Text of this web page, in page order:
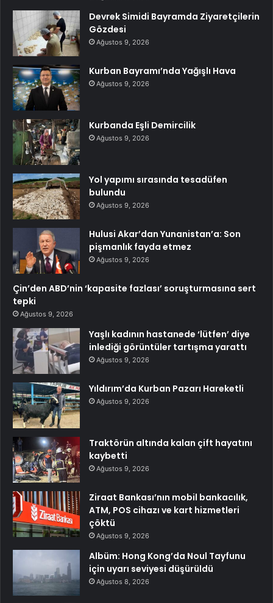
Devrek Simidi Bayramda Ziyaretçilerin
Gözdesi
Ağustos 9, 2026
Kurban Bayramı’nda Yağışlı Hava
Ağustos 9, 2026
Kurbanda Eşli Demircilik
Ağustos 9, 2026
Yol yapımı sırasında tesadüfen
bulundu
Ağustos 9, 2026
Hulusi Akar’dan Yunanistan’a: Son
pişmanlık fayda etmez
Ağustos 9, 2026
Çin’den ABD’nin ‘kapasite fazlası’ soruşturmasına sert
tepki
Ağustos 9, 2026
Yaşlı kadının hastanede ‘lütfen’ diye
inlediği görüntüler tartışma yarattı
Ağustos 9, 2026
Yıldırım’da Kurban Pazarı Hareketli
Ağustos 9, 2026
Traktörün altında kalan çift hayatını
kaybetti
Ağustos 9, 2026
Ziraat Bankası’nın mobil bankacılık,
ATM, POS cihazı ve kart hizmetleri
çöktü
Ağustos 9, 2026
Albüm: Hong Kong’da Noul Tayfunu
için uyarı seviyesi düşürüldü
Ağustos 8, 2026